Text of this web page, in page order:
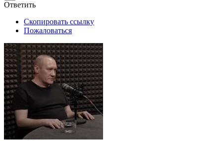
Ответить
Скопировать ссылку
Пожаловаться